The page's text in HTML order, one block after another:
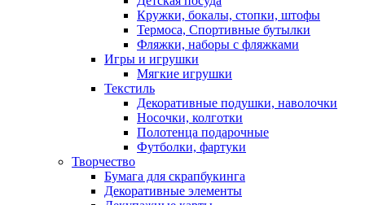
Кружки, бокалы, стопки, штофы
Термоса, Спортивные бутылки
Фляжки, наборы с фляжками
Игры и игрушки
Мягкие игрушки
Текстиль
Декоративные подушки, наволочки
Носочки, колготки
Полотенца подарочные
Футболки, фартуки
Творчество
Бумага для скрапбукинга
Декоративные элементы